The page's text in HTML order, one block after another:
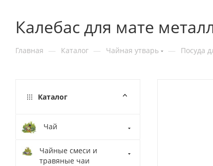
Калебас для мате
Главная — Каталог — Чайная утварь — Посуда
Каталог
Чай
Чайные смеси и
травяные чаи